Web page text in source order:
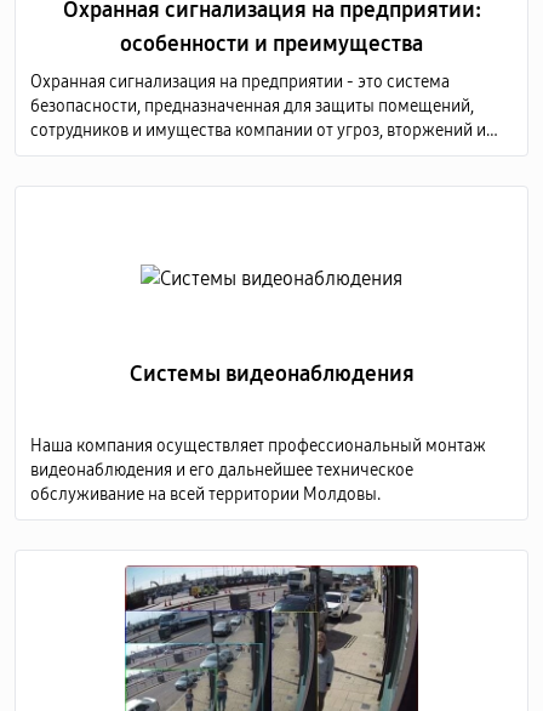
Охранная сигнализация на предприятии:
особенности и преимущества
Охранная сигнализация на предприятии - это система
безопасности, предназначенная для защиты помещений,
сотрудников и имущества компании от угроз, вторжений и
других нежелательных событий.
Системы видеонаблюдения
Наша компания осуществляет профессиональный монтаж
видеонаблюдения и его дальнейшее техническое
обслуживание на всей территории Молдовы.